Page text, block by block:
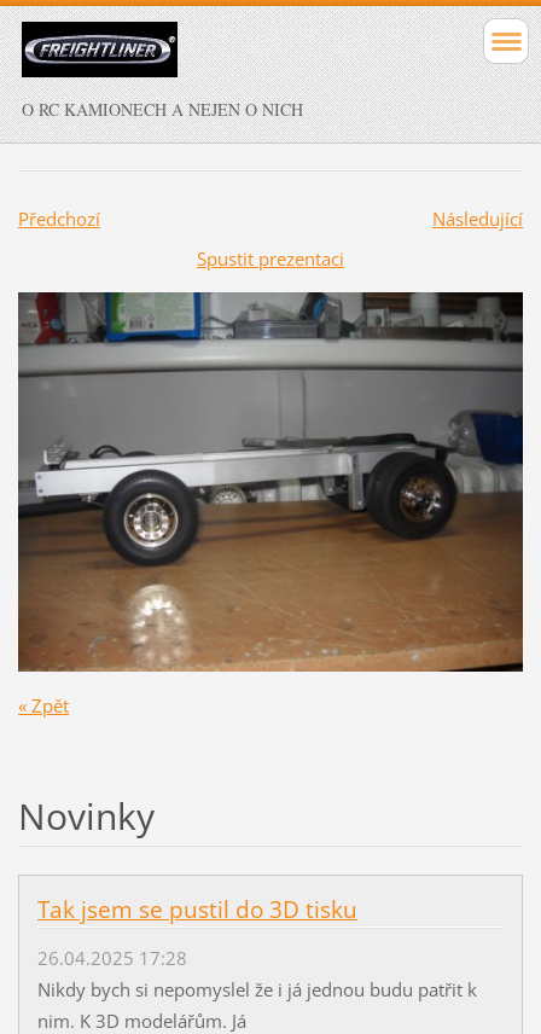
O RC KAMIONECH A NEJEN O NICH
Předchozí
Následující
Spustit prezentaci
« Zpět
Novinky
Tak jsem se pustil do 3D tisku
26.04.2025 17:28
Nikdy bych si nepomyslel že i já jednou budu patřit k
nim. K 3D modelářům. Já